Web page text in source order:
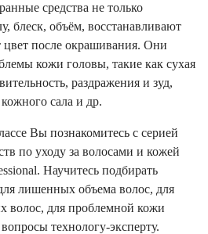
средства не только
блеск, объём, восстанавливают
цвет после окрашивания. Они
кожи головы, такие как сухая
раздражения и зуд,
сала и др.
Вы познакомитесь с серией
по уходу за волосами и кожей
Научитесь подбирать
лишенных объема волос, для
волос, для проблемной кожи
технологу-эксперту.